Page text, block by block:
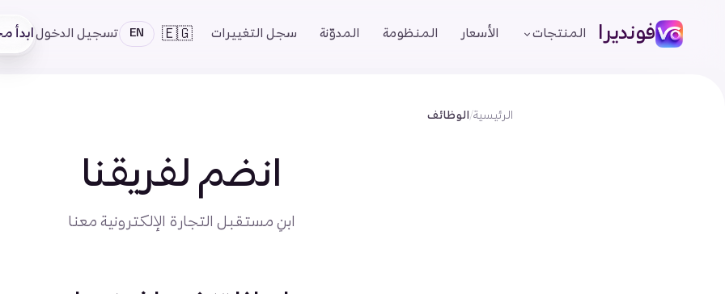
فونديرا المنتجات الأسعار المنظومة المدوّنة سجل التغييرات 🇪🇬
EN تسجيل الدخول ابدأ
الرئيسية/ الوظائف
انضم لفريقنا
ابنِ مستقبل التجارة الإلكترونية معنا